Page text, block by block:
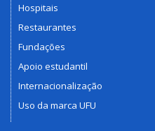
Hospitais
Restaurantes
Fundações
Apoio estudantil
Internacionalização
Uso da marca UFU